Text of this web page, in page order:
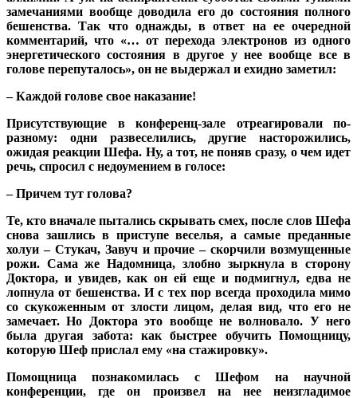
замечаниями вообще доводила его до состояния полного
бешенства. Так что однажды, в ответ на ее очередной
комментарий, что «… от перехода электронов из одного
энергетического состояния в другое у нее вообще все в
голове перепуталось», он не выдержал и ехидно заметил:
– Каждой голове свое наказание!
Присутствующие в конференц-зале отреагировали по-
разному: одни развеселились, другие насторожились,
ожидая реакции Шефа. Ну, а тот, не поняв сразу, о чем идет
речь, спросил с недоумением в голосе:
– Причем тут голова?
Те, кто вначале пытались скрывать смех, после слов Шефа
снова зашлись в приступе веселья, а самые преданные
холуи – Стукач, Завуч и прочие – скорчили возмущенные
рожи. Сама же Надомница, злобно зыркнула в сторону
Доктора, и увидев, как он ей еще и подмигнул, едва не
лопнула от бешенства. И с тех пор всегда проходила мимо
со скукоженным от злости лицом, делая вид, что его не
замечает. Но Доктора это вообще не волновало. У него
была другая забота: как быстрее обучить Помощницу,
которую Шеф прислал ему «на стажировку».
Помощница познакомилась с Шефом на научной
конференции, где он произвел на нее неизгладимое